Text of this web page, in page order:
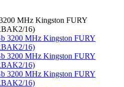
MHz Kingston FURY
16)